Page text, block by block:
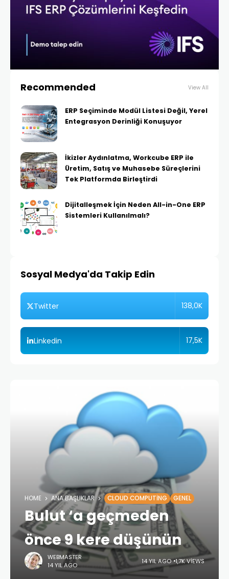
Recommended View All
ERP Seçiminde Modül Listesi Değil, Yerel
Entegrasyon Derinliği Konuşuyor
İkizler Aydınlatma, Workcube ERP ile
Üretim, Satış ve Muhasebe Süreçlerini
Tek Platformda Birleştirdi
Dijitalleşmek İçin Neden All-in-One ERP
Sistemleri Kullanılmalı?
Sosyal Medya'da Takip Edin
Twitter 138,0K
Linkedin 17,5K
HOME ANA BAŞLIKLAR CLOUD COMPUTING GENEL
Bulut ‘a geçmeden
önce 9 kere düşünün
WEBMASTER
14 YIL AGO
14 YIL AGO 1,7K VIEWS